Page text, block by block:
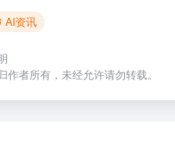
AI资讯
作者所有，未经允许请勿转载。